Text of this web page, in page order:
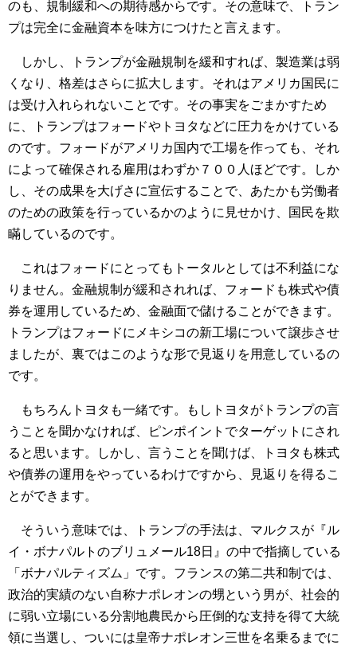
のも、規制緩和への期待感からです。その意味で、トラン
プは完全に金融資本を味方につけたと言えます。
しかし、トランプが金融規制を緩和すれば、製造業は弱
くなり、格差はさらに拡大します。それはアメリカ国民に
は受け入れられないことです。その事実をごまかすため
に、トランプはフォードやトヨタなどに圧力をかけている
のです。フォードがアメリカ国内で工場を作っても、それ
によって確保される雇用はわずか７００人ほどです。しか
し、その成果を大げさに宣伝することで、あたかも労働者
のための政策を行っているかのように見せかけ、国民を欺
瞞しているのです。
これはフォードにとってもトータルとしては不利益にな
りません。金融規制が緩和されれば、フォードも株式や債
券を運用しているため、金融面で儲けることができます。
トランプはフォードにメキシコの新工場について譲歩させ
ましたが、裏ではこのような形で見返りを用意しているの
です。
もちろんトヨタも一緒です。もしトヨタがトランプの言
うことを聞かなければ、ピンポイントでターゲットにされ
ると思います。しかし、言うことを聞けば、トヨタも株式
や債券の運用をやっているわけですから、見返りを得るこ
とができます。
そういう意味では、トランプの手法は、マルクスが『ル
イ・ボナパルトのブリュメール18日』の中で指摘している
「ボナパルティズム」です。フランスの第二共和制では、
政治的実績のない自称ナポレオンの甥という男が、社会的
に弱い立場にいる分割地農民から圧倒的な支持を得て大統
領に当選し、ついには皇帝ナポレオン三世を名乗るまでに